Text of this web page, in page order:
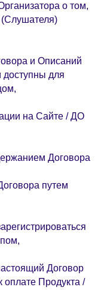
о том,
(Слушателя)
и Описаний
для
на Сайте / ДО
Договора
путем
Договор
оплате Продукта /